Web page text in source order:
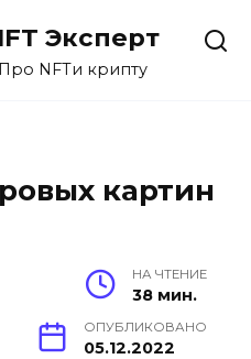
Эксперт
Про NFTи крипту
картин
НА ЧТЕНИЕ
38 мин.
ОПУБЛИКОВАНО
05.12.2022